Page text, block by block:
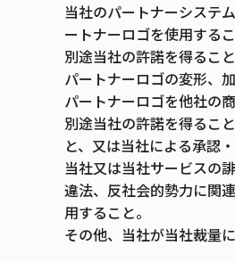
当社のパートナーシステ
ートナーロゴを使用するこ
別途当社の許諾を得るこ
パートナーロゴの変形、
パートナーロゴを他社の
別途当社の許諾を得るこ
と、又は当社による承認
当社又は当社サービスの
違法、反社会的勢力に関
用すること。
その他、当社が当社裁量